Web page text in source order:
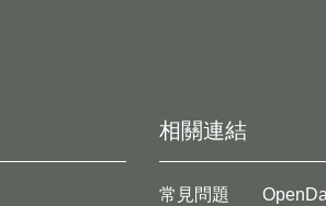
相關連結
常見問題